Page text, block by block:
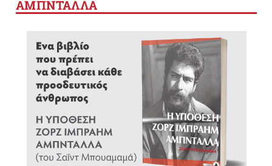
ΑΜΠΝΤΑΛΛΑ